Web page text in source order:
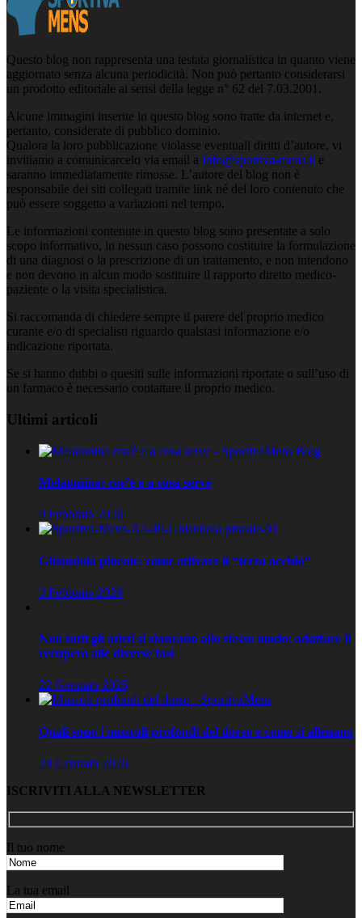
Questo blog non rappresenta una testata giornalistica in quanto viene
aggiornato senza alcuna periodicità. Non può pertanto considerarsi
un prodotto editoriale ai sensi della legge n° 62 del 7.03.2001.
Alcune immagini inserite in questo blog sono tratte da internet e,
pertanto, considerate di pubblico dominio.
Qualora la loro pubblicazione violasse eventuali diritti d’autore, vi
invitiamo a comunicarcelo via email a info@sportiva-mens.it e
saranno immediatamente rimosse. L’autore del blog non è
responsabile dei siti collegati tramite link né del loro contenuto che
può essere soggetto a variazioni nel tempo.
Le informazioni contenute in questo blog sono presentate a solo
scopo informativo, in nessun caso possono costituire la formulazione
di una diagnosi o la prescrizione di un trattamento, e non intendono
e non devono in alcun modo sostituire il rapporto diretto medico-
paziente o la visita specialistica.
Si raccomanda di chiedere sempre il parere del proprio medico
curante e/o di specialisti riguardo qualsiasi informazione e/o
indicazione riportata.
Se si hanno dubbi o quesiti sulle informazioni riportate o sull’uso di
un farmaco è necessario contattare il proprio medico.
Ultimi articoli
Melatonina: cos’è e a cosa serve
9 Febbraio 2026
Ghiandola pineale: come attivare il “terzo occhio”
3 Febbraio 2026
Non tutti gli atleti si stancano allo stesso modo: adattare il
recupero alle diverse fasi
22 Gennaio 2026
Quali sono i muscoli profondi del dorso e come si allenano
20 Gennaio 2026
ISCRIVITI ALLA NEWSLETTER
Il tuo nome
La tua email